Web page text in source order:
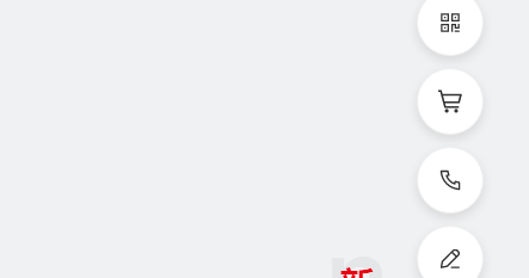
立即联系